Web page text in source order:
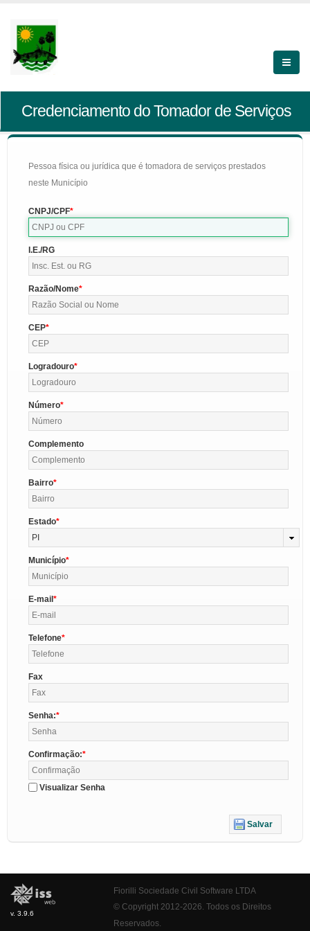
Credenciamento do Tomador de Serviços
Pessoa física ou jurídica que é tomadora de serviços prestados
neste Município
CNPJ/CPF
I.E./RG
Razão/Nome
CEP
Logradouro
Número
Complemento
Bairro
Estado
PI
Município
E-mail
Telefone
Fax
Senha:
Confirmação:
Visualizar Senha
Salvar
v. 3.9.6
Fiorilli Sociedade Civil Software LTDA
© Copyright 2012-2026. Todos os Direitos
Reservados.